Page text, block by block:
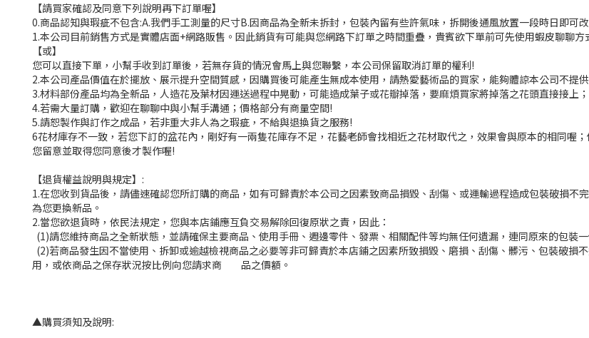
【請買家確認及同意下列說明再下訂單喔】
0.商品認知與瑕疵不包含:A.我們手工測量的尺寸B.因商品為全新未拆封，包裝內留有些許氣味，拆開後通風放置一段時日即可
1.本公司目前銷售方式是實體店面+網路販售。因此銷貨有可能與您網路下訂單之時間重疊，貴賓欲下單前可先使用蝦皮聊聊
【或】
您可以直接下單，小幫手收到訂單後，若無存貨的情況會馬上與您聯繫，本公司保留取消訂單的權利!
2.本公司產品價值在於擺放、展示提升空間質感，因購買後可能產生無成本使用，請熱愛藝術品的買家，能夠體諒本公司不提
3.材料部份產品均為全新品，人造花及葉材因運送過程中晃動，可能造成葉子或花瓣掉落，要麻煩買家將掉落之花頭直接接上
4.若需大量訂購，歡迎在聊聊中與小幫手溝通；價格部分有商量空間!
5.請恕製作與訂作之成品，若非重大非人為之瑕疵，不給與退換貨之服務!
6花材庫存不一致，若您下訂的盆花內，剛好有一兩隻花庫存不足，花藝老師會找相近之花材取代之，效果會與原本的相同喔
您留意並取得您同意後才製作喔!
【退貨權益說明與規定】:
1.在您收到貨品後，請儘速確認您所訂購的商品，如有可歸責於本公司之因素致商品損毀、刮傷、或運輸過程造成包裝破損
為您更換新品。
2.當您欲退貨時，依民法規定，您與本店鋪應互負交易解除回復原狀之責，因此：
(1)請您維持商品之全新狀態，並請確保主要商品、使用手冊、週邊零件、發票、相關配件等均無任何遺漏，連同原來的包裝
(2)若商品發生因不當使用、拆卸或逾越檢視商品之必要等非可歸責於本店鋪之因素所致損毀、磨損、刮傷、髒污、包裝破損
用，或依商品之保存狀況按比例向您請求商 品之價額。
▲購買須知及說明: